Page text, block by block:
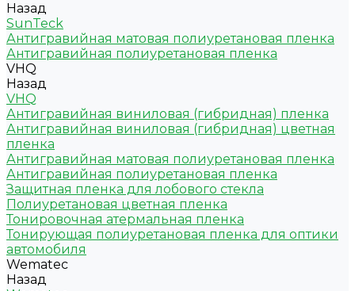
Назад
SunTeck
Антигравийная матовая полиуретановая пленка
Антигравийная полиуретановая пленка
VHQ
Назад
VHQ
Антигравийная виниловая (гибридная) пленка
Антигравийная виниловая (гибридная) цветная
пленка
Антигравийная матовая полиуретановая пленка
Антигравийная полиуретановая пленка
Защитная пленка для лобового стекла
Полиуретановая цветная пленка
Тонировочная атермальная пленка
Тонирующая полиуретановая пленка для оптики
автомобиля
Wematec
Назад